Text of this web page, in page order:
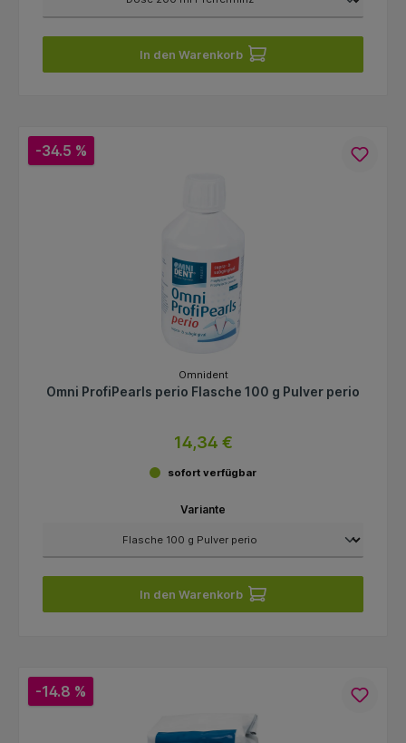
In den Warenkorb
-34.5 %
Omnident
Omni ProfiPearls perio Flasche 100 g Pulver perio
14,34 €
sofort verfügbar
Variante
In den Warenkorb
-14.8 %